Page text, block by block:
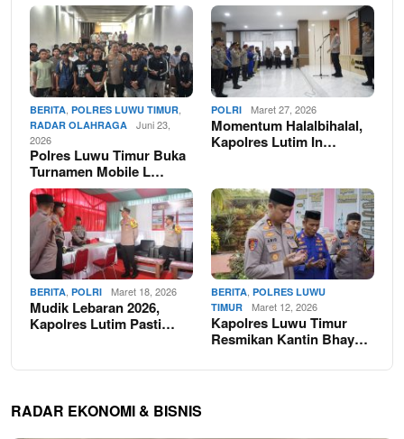
BERITA POLRES LUWU TIMUR
RADAR OLAHRAGA
Juni 23,
2026
Polres Luwu Timur Buka
Turnamen Mobile L…
POLRI Maret 27, 2026
Momentum Halalbihalal,
Kapolres Lutim In…
BERITA POLRI Maret 18, 2026
Mudik Lebaran 2026,
Kapolres Lutim Pasti…
BERITA POLRES LUWU
TIMUR
Maret 12, 2026
Kapolres Luwu Timur
Resmikan Kantin Bhay…
RADAR EKONOMI & BISNIS